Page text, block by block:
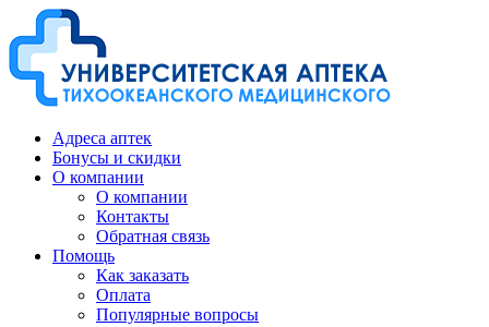
Адреса аптек
Бонусы и скидки
О компании
О компании
Контакты
Обратная связь
Помощь
Как заказать
Оплата
Популярные вопросы